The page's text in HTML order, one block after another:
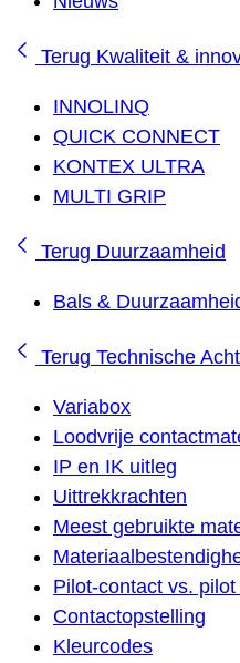
Terug Kwaliteit &
INNOLINQ
QUICK CONNECT
KONTEX ULTRA
MULTI GRIP
Terug Duurzaamheid
Bals &
Terug Technische
Variabox
Loodvrije
IP en IK uitleg
Uittrekkrachten
Meest gebruikte
Pilot-contact vs.
Contactopstelling
Kleurcodes